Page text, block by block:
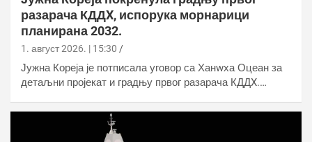
разарача КДДX, испорука морнарици
планирана 2032.
1. август 2026. | 15:30
Јужна Кореја је потписала уговор са Ханwха Оцеан за
детаљни пројекат и градњу првог разарача КДДX.…